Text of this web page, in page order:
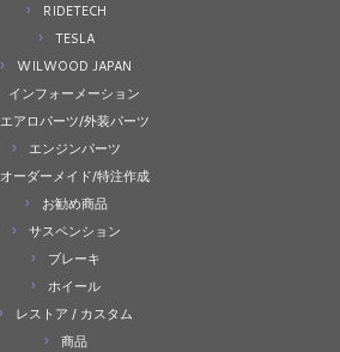
RIDETECH
TESLA
WILWOOD JAPAN
インフォーメーション
エアロパーツ/外装パーツ
エンジンパーツ
オーダーメイド/特注作成
お勧め商品
サスペンション
ブレーキ
ホイール
レストア / カスタム
商品